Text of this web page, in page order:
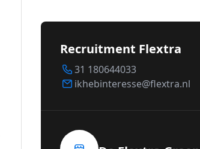
Recruitment Flextra
31 180644033
ikhebinteresse@flextra.nl